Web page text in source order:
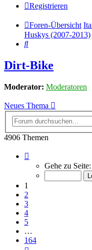
Registrieren
Foren-Übersicht
Huskys (2007-2013)
Suche
Dirt-Bike
Moderator: Moderatoren
Neues Thema
4906 Themen
von
Gehe zu Seite:
1
2
3
4
5
…
164